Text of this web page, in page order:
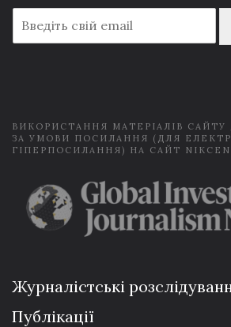
m
a
ВИКОРИСТАННЯ МАТЕРІАЛІВ
ЗА УМОВИ ПОСИЛАННЯ (ДЛЯ
ГІПЕРПОСИЛАННЯ) НА САЙТ
Журналістські
Публікації